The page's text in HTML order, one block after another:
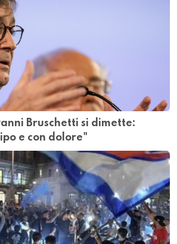
Bruschetti si dimette:
e con dolore"